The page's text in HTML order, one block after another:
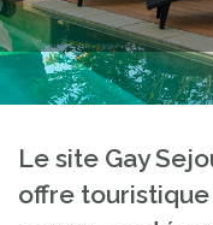
Le site Gay
offre